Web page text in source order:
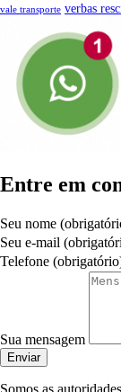
vale transporte verbas
Entre em
Seu nome
Seu e-mail
Telefone
Sua mensagem
Enviar
Somos as